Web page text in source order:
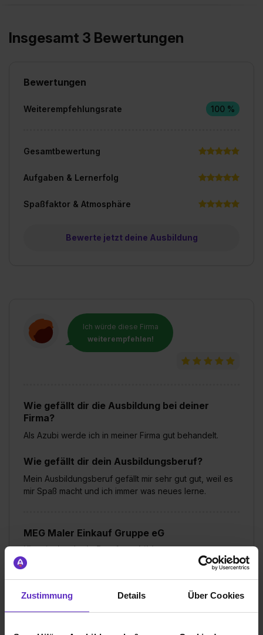
Zustimmung Details Über Cookies
Insgesamt 3 Bewertungen
Ich würde diese Firma
weiterempfehlen!
Wie gefällt dir die Ausbildung bei deiner
Firma?
Als Azubi werde ich in meiner Firma gut behandelt.
Wie gefällt dir dein Ausbildungsberuf?
Mein Ausbildungsberuf gefällt mir sehr gut gut, weil es
mir Spaß macht und ich immer was neues lerne.
MEG Maler Einkauf Gruppe eG
Klassische duale Berufsausbildung
2025
8 Std. pro Tag
Bewertungen
Weiterempfehlungsrate 100 %
Gesamtbewertung
Aufgaben & Lernerfolg
Spaßfaktor & Atmosphäre
Bewerte jetzt deine Ausbildung